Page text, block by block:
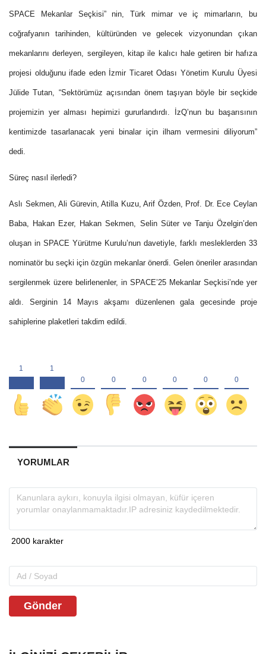
SPACE Mekanlar Seçkisi” nin, Türk mimar ve iç mimarların, bu
coğrafyanın tarihinden, kültüründen ve gelecek vizyonundan çıkan
mekanlarını derleyen, sergileyen, kitap ile kalıcı hale getiren bir hafıza
projesi olduğunu ifade eden İzmir Ticaret Odası Yönetim Kurulu Üyesi
Jülide Tutan, “Sektörümüz açısından önem taşıyan böyle bir seçkide
projemizin yer alması hepimizi gururlandırdı. İzQ’nun bu başarısının
kentimizde tasarlanacak yeni binalar için ilham vermesini diliyorum”
dedi.
Süreç nasıl ilerledi?
Aslı Sekmen, Ali Gürevin, Atilla Kuzu, Arif Özden, Prof. Dr. Ece Ceylan
Baba, Hakan Ezer, Hakan Sekmen, Selin Süter ve Tanju Özelgin’den
oluşan in SPACE Yürütme Kurulu’nun davetiyle, farklı mesleklerden 33
nominatör bu seçki için özgün mekanlar önerdi. Gelen öneriler arasından
sergilenmek üzere belirlenenler, in SPACE’25 Mekanlar Seçkisi’nde yer
aldı. Serginin 14 Mayıs akşamı düzenlenen gala gecesinde proje
sahiplerine plaketleri takdim edildi.
YORUMLAR
Gönder